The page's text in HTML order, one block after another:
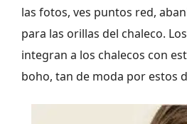
las fotos, ves puntos red,
para las orillas del chaleco.
integran a los chalecos con
boho, tan de moda por estos